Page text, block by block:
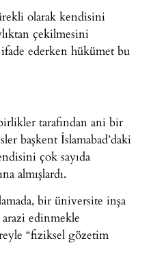
olarak kendisini
çekilmesini
ederken hükümet bu
tarafından ani bir
başkent İslamabad’daki
çok sayıda
almışlardı.
bir üniversite inşa
edinmekle
“fiziksel gözetim